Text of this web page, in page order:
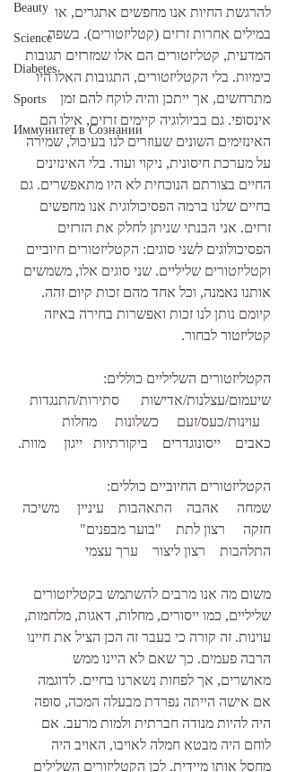
Beauty
Science
Diabetes
Sports
Иммунитет в Сознании
להרגשת החיות אנו מחפשים אתגרים, או
במילים אחרות זרזים (קטליזטורים). בשפה
המדעית, קטליזטורים הם אלו שמזרזים תגובות
כימיות. בלי הקטליזטורים, התגובות האלו היו
מתרחשים, אך ייתכן והיה לוקח להם זמן
אינסופי. גם בביולוגיה קיימים זרזים, אילו הם
האינזימים השונים שעוזרים לנו בעיכול, שמירה
על מערכת חיסונית, ניקוי ועוד. בלי האינזינים
החיים בצורתם הנוכחית לא היו מתאפשרים. גם
בחיים שלנו ברמה הפסיכולוגית אנו מחפשים
זרזים. אני הבנתי שניתן לחלק את הזרזים
הפסיכולוגים לשני סוגים: הקטליזטורים חיוביים
וקטליזטורים שליליים. שני סוגים אלו, משמשים
אותנו נאמנה, וכל אחד מהם זכות קיום זהה.
קיומם נותן לנו זכות ואפשרות בחירה באיזה
קטליזטור לבחור.
הקטליזטורים השליליים כוללים:
שיעמום/עצלנות/אדישות      סתירות/התנגדות
   עוינות/כעס/זעם     כשלונות     מחלות
כאבים    ייסונוגדרים    ביקורתיות   ייגון     מוות.
הקטליזטורים החיוביים כוללים:
שמחה     אהבה    התאהבות    עיניין     משיכה
חזקה     רצון לתת    "בוער מבפנים"
התלהבות    רצון ליצור    ערך עצמי
משום מה אנו מרבים להשתמש בקטליזטורים
שליליים, כמו ייסורים, מחלות, דאגות, מלחמות,
עוינות. זה קורה כי בעבר זה הכן הציל את חיינו
הרבה פעמים. כך שאם לא היינו ממש
מאושרים, אך לפחות נשארנו בחיים. לדוגמה
אם אישה הייתה נפרדת מבעלה המכה, סופה
היה להיות מנודה חברתית ולמות מרעב. אם
לוחם היה מבטא חמלה לאויבו, האויב היה
מחסל אותו מיידית. לכן הקטליזורים השלילים